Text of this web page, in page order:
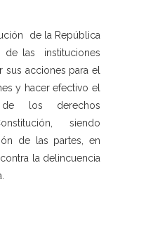
de la República
de las instituciones
acciones para el
y hacer efectivo el
los derechos
siendo
de las partes, en
la delincuencia